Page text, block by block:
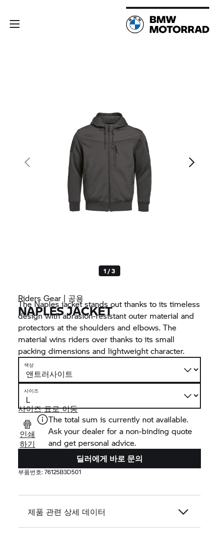
1 / 3
Riders Gear | 공용
NAPLES JACKET
The Naples jacket stands out thanks to its timeless
design with abrasion-resistant outer material and
protectors at the shoulders and elbows. The
material wins riders over thanks to its small
packing dimensions and lightweight character.
색상
사이즈
사이즈 표로 이동
인쇄
하기
The total sum is currently not available.
Ask your dealer for a non-binding quote
and get personal advice.
딜러에게 바로 문의
부품번호:76125B3D501
제품 관련 상세 데이터